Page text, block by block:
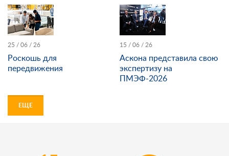
25 / 06 / 26
Роскошь для
передвижения
15 / 06 / 26
Аскона представила свою
экспертизу на
ПМЭФ-2026
ЕЩЕ